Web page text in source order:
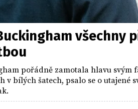
všechny
pořádně zamotala hlavu svým
v bílých šatech, psalo se o utajené